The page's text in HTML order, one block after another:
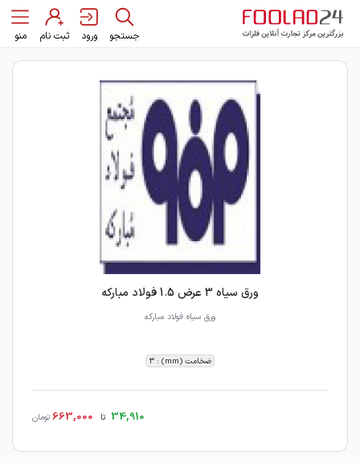
جستجو ورود ثبت نام منو
ورق سیاه 3 عرض 1.5 فولاد مبارکه
ورق سیاه فولاد مبارکه
ضخامت (mm) : 3
34,910 تا 663,000 تومان